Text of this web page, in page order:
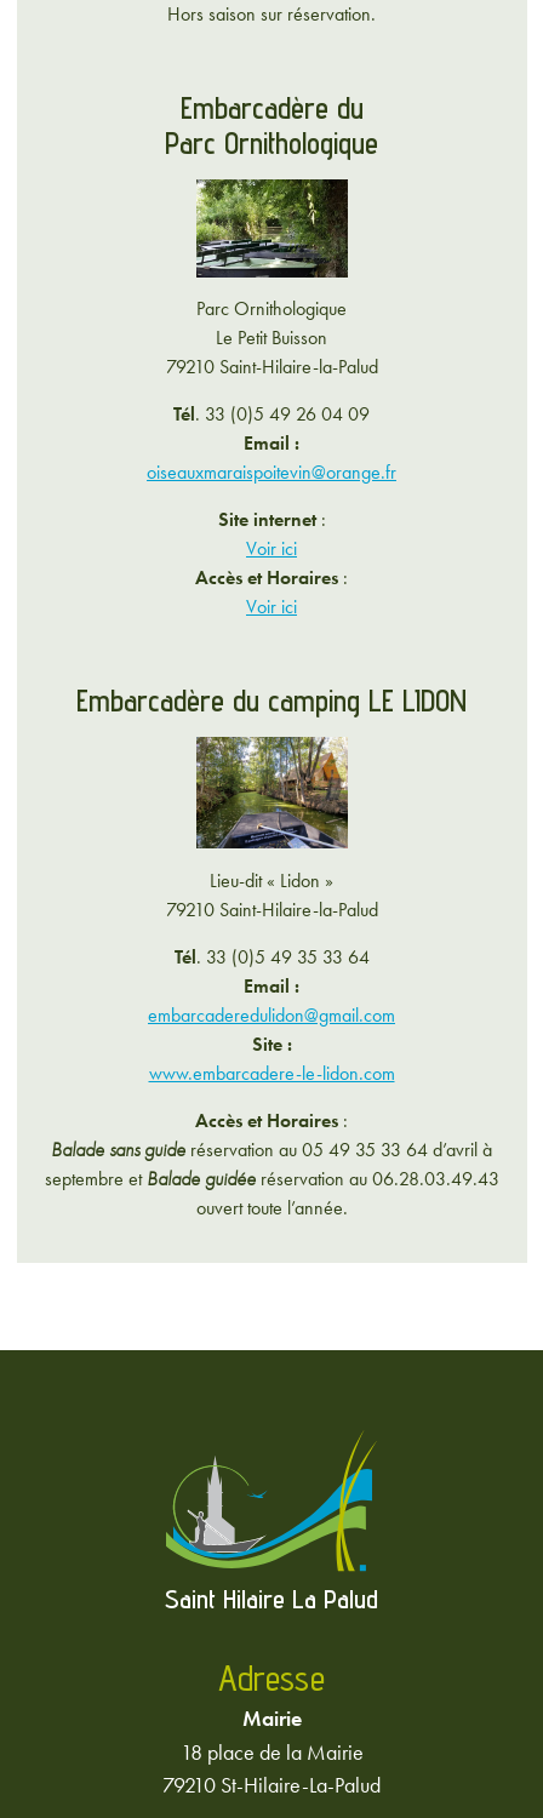
Hors saison sur réservation.
Embarcadère du
Parc Ornithologique
Parc Ornithologique
Le Petit Buisson
79210 Saint-Hilaire-la-Palud
Tél. 33 (0)5 49 26 04 09
Email :
oiseauxmaraispoitevin@orange.fr
Site internet:
Voir ici
Accès et Horaires :
Voir ici
Embarcadère du camping LE LIDON
Lieu-dit « Lidon »
79210 Saint-Hilaire-la-Palud
Tél. 33 (0)5 49 35 33 64
Email :
embarcaderedulidon@gmail.com
Site :
www.embarcadere-le-lidon.com
Accès et Horaires :
Balade sans guide réservation au 05 49 35 33 64 d’avril à
septembre etBalade guidée réservation au 06.28.03.49.43
ouvert toute l’année.
Saint Hilaire La Palud
Adresse
Mairie
18 place de la Mairie
79210 St-Hilaire-La-Palud